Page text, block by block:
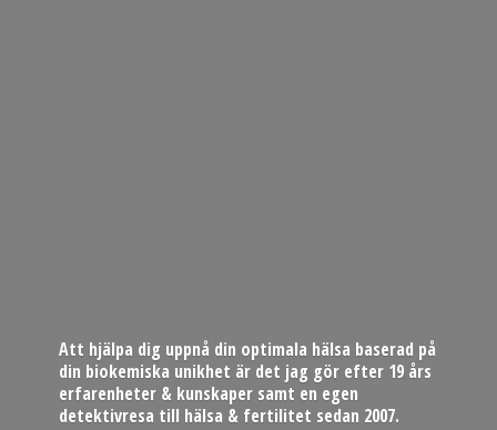
Att hjälpa dig uppnå din optimala hälsa baserad på
din biokemiska unikhet är det jag gör efter 19 års
erfarenheter & kunskaper samt en egen
detektivresa till hälsa & fertilitet sedan 2007.